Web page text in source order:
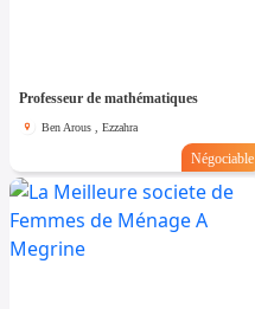
Professeur de mathématiques
Ben Arous , Ezzahra
Négociable